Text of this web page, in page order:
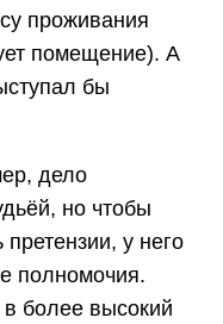
проживания
помещение). А
бы
дело
но чтобы
у него
полномочия.
более высокий